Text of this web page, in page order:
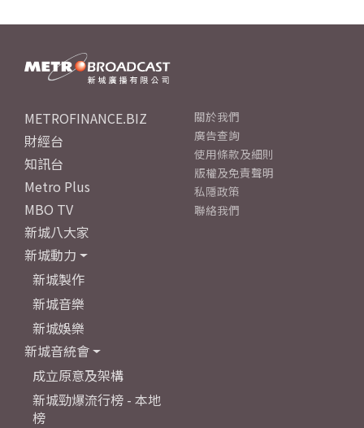
METROFINANCE.BIZ
財經台
知訊台
Metro Plus
MBO TV
新城八大家
新城動力
新城製作
新城音樂
新城娛樂
新城音統會
成立原意及架構
新城勁爆流行榜 - 本地
榜
關於我們
廣告查詢
使用條款及細則
版權及免責聲明
私隱政策
聯絡我們